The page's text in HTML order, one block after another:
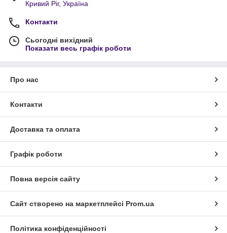
Кривий Ріг, Україна
Контакти
Сьогодні вихідний
Показати весь графік роботи
Про нас
Контакти
Доставка та оплата
Графік роботи
Повна версія сайту
Сайт створено на маркетплейсі Prom.ua
Політика конфіденційності